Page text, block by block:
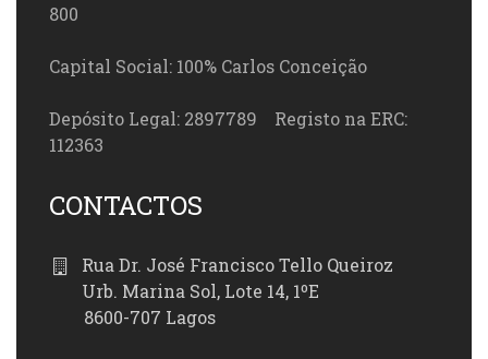
800
Capital Social: 100% Carlos Conceição
Depósito Legal: 2897789 Registo na ERC:
112363
CONTACTOS
Rua Dr. José Francisco Tello Queiroz
Urb. Marina Sol, Lote 14, 1ºE
8600-707 Lagos